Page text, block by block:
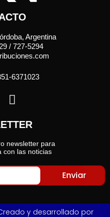
Argentina
/ 727-5294
6371023
newsletter para
con las noticias
Enviar
y desarrollado por